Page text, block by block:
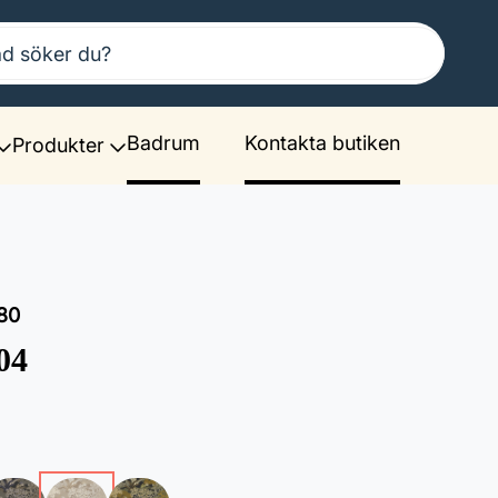
Produkter Badrum Kontakta butiken